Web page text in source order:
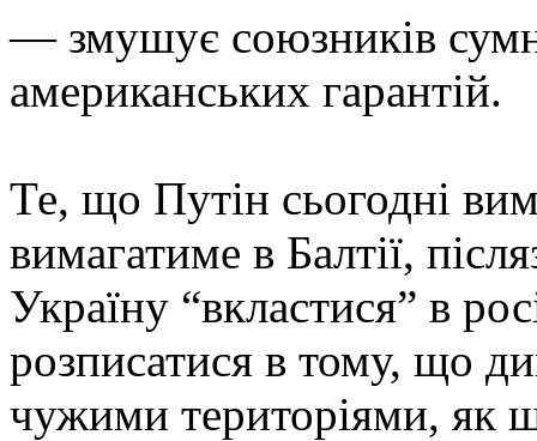
— змушує союзників
американських гарантій.
Те, що Путін сьогодні
вимагатиме в Балтії,
Україну “вкластися” в
розписатися в тому, що
чужими територіями, як